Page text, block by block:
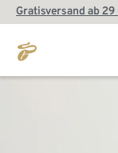
Gratisversand ab